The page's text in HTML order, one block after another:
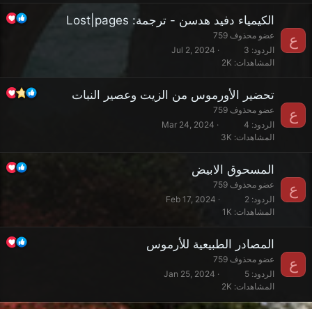
ع
الكيمياء دفيد هدسن - ترجمة: Lost|pages
عضو محذوف 759
الردود 3
المشاهدات 2K
Jul 2, 2024
ع
تحضير الأورموس من الزيت وعصير النبات
عضو محذوف 759
الردود 4
المشاهدات 3K
Mar 24, 2024
ع
المسحوق الابيض
عضو محذوف 759
الردود 2
المشاهدات 1K
Feb 17, 2024
ع
المصادر الطبيعية للأرموس
عضو محذوف 759
الردود 5
المشاهدات 2K
Jan 25, 2024